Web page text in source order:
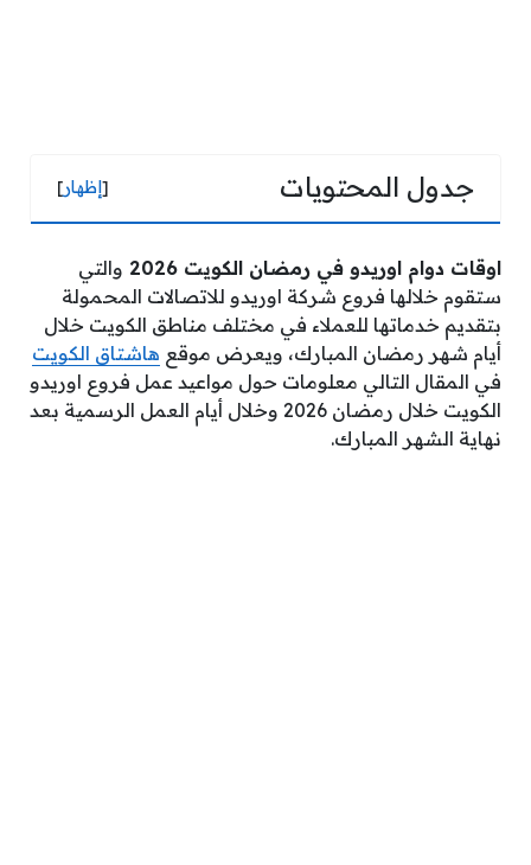
جدول المحتويات [إظهار]
اوقات دوام اوريدو في رمضان الكويت 2026
والتي
ستقوم خلالها فروع شركة اوريدو للاتصالات المحمولة
بتقديم خدماتها للعملاء في مختلف مناطق الكويت خلال
أيام شهر رمضان المبارك، ويعرض موقع هاشتاق الكويت
في المقال التالي معلومات حول مواعيد عمل فروع اوريدو
الكويت خلال رمضان 2026 وخلال أيام العمل الرسمية بعد
نهاية الشهر المبارك.